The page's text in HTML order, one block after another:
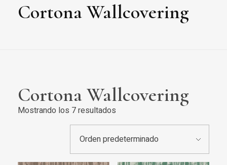
Cortona Wallcovering
Cortona Wallcovering
Mostrando los 7 resultados